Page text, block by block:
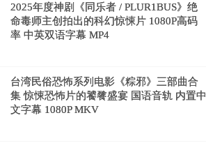
2025年度神剧《同乐者 / PLUR1BUS》绝
命毒师主创拍出的科幻惊悚片 1080P高码
率 中英双语字幕 MP4
台湾民俗恐怖系列电影《粽邪》三部曲合
集 惊悚恐怖片的饕餮盛宴 国语音轨 内置中
文字幕 1080P MKV